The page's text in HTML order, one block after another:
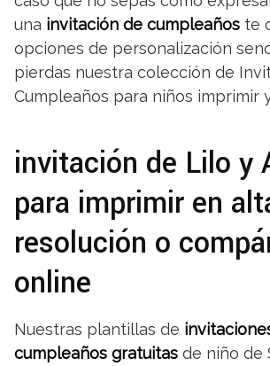
una invitación de cumpleaños te
opciones de personalización
pierdas nuestra colección de
Cumpleaños para niños imprimir
invitación de Lilo y
para imprimir en
resolución o
online
Nuestras plantillas de
cumpleaños gratuitas de niño de